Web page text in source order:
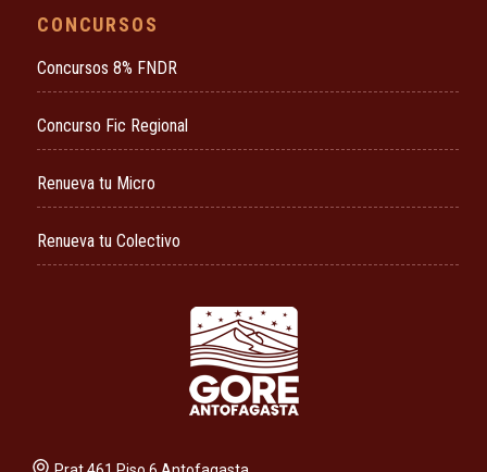
CONCURSOS
Concursos 8% FNDR
Concurso Fic Regional
Renueva tu Micro
Renueva tu Colectivo